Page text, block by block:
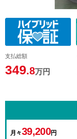
支払総額
349.8万円
月々39,200円